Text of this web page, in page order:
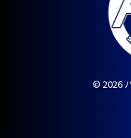
© 2026